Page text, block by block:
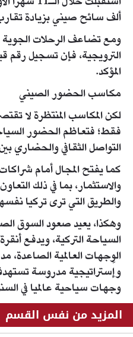
ألف سائح صيني بزيادة تقارب 71% عن العام
ومع تضاعف الرحلات الجوية
الترويجية، فإن تسجيل رقم
المؤكد.
مكاسب الحضور الصيني
لكن المكاسب المنتظرة لا
فقط؛ فتعاظم الحضور
التواصل الثقافي والحضاري
كما يفتح المجال أمام
والاستثمار، بما في ذلك
والطريق التي ترى تركيا
وهكذا، يعيد صعود السوق
السياحة التركية، ويدفع
الوِجهات العالمية
وجهات سياحية عالميا في
المزيد من نفس القسم